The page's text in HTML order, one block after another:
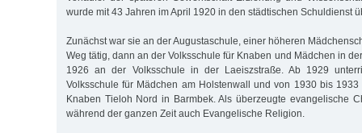
wurde mit 43 Jahren im April 1920 in den städtischen Schuldienst
Zunächst war sie an der Augustaschule, einer höheren
Weg tätig, dann an der Volksschule für Knaben und Mädchen in
1926 an der Volksschule in der Laeisz­straße. Ab 1929
Volksschule für Mädchen am Holstenwall und von 1930 bis
Knaben Tieloh Nord in Barmbek. Als überzeugte evangelische
während der ganzen Zeit auch Evangelische Religion.